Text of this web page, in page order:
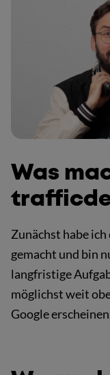
Was
Zunächst habe
gemacht und bin
langfristige
möglichst weit
Google